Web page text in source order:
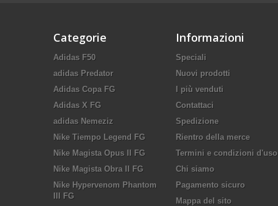
Categorie
Adidas F50
adidas Predator
Adidas Copa FG
Adidas X FG
adidas Nemeziz
Nike Tiempo Legend FG
Nike Magista Opus II FG
Nike Magista Obra II FG
Nike Hypervenom Phantom
III FG
Informazioni
Speciali
Nuovi prodotti
I più venduti
Contattaci
Spedizione
Rientro della merce
Termini e condizioni d'uso
Chi siamo
Pagamento sicuro
Mappa del sito